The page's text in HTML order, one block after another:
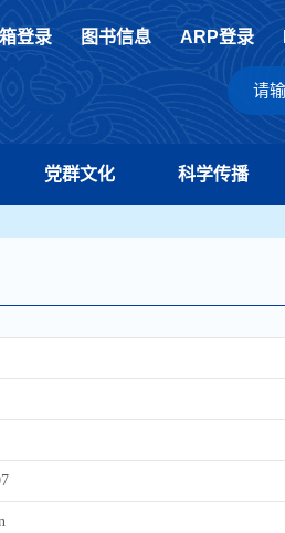
登录 图书信息 ARP登录
党群文化 科学传播